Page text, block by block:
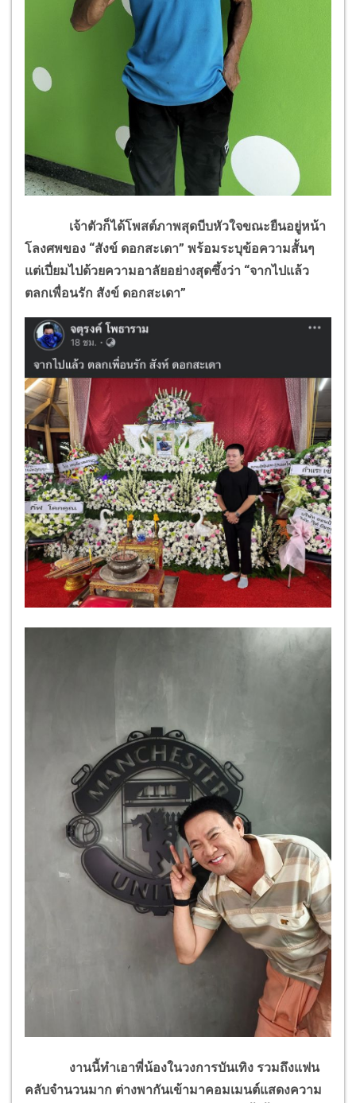
เจ้าตัวก็ได้โพสต์ภาพสุดบีบหัวใจขณะยืนอยู่หน้า
โลงศพของ “สังข์ ดอกสะเดา” พร้อมระบุข้อความสั้นๆ
แต่เปี่ยมไปด้วยความอาลัยอย่างสุดซึ้งว่า “จากไปแล้ว
ตลกเพื่อนรัก สังข์ ดอกสะเดา”
งานนี้ทำเอาพี่น้องในวงการบันเทิง รวมถึงแฟน
คลับจำนวนมาก ต่างพากันเข้ามาคอมเมนต์แสดงความ